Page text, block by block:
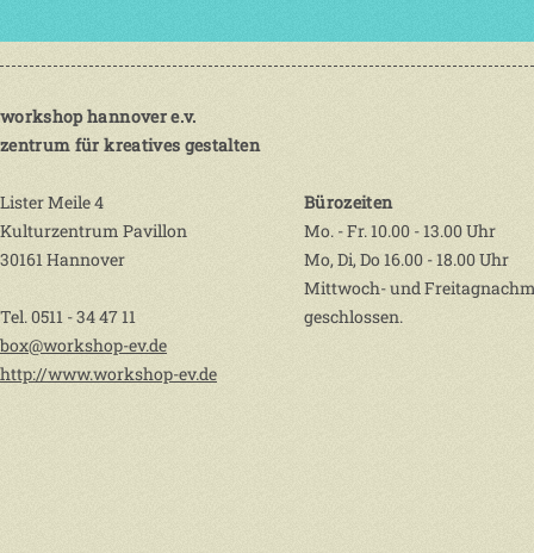
workshop hannover e.v.
zentrum für kreatives gestalten
Lister Meile 4
Kulturzentrum Pavillon
30161 Hannover
Tel. 0511 - 34 47 11
box@workshop-ev.de
http://www.workshop-ev.de
Bürozeiten
Mo. - Fr. 10.00 - 13.00 Uhr
Mo, Di, Do 16.00 - 18.00 Uhr
Mittwoch- und
geschlossen.